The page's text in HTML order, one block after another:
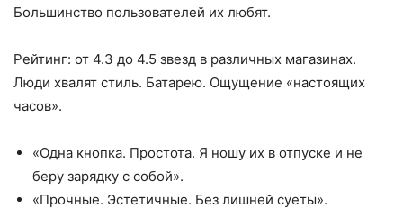
Большинство пользователей их любят.
Рейтинг: от 4.3 до 4.5 звезд в различных магазинах.
Люди хвалят стиль. Батарею. Ощущение «настоящих
часов».
«Одна кнопка. Простота. Я ношу их в отпуске и не
беру зарядку с собой».
«Прочные. Эстетичные. Без лишней суеты».